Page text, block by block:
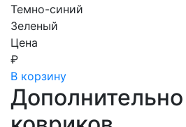
Темно-синий
Зеленый
Цена
₽
В корзину
Дополнительно